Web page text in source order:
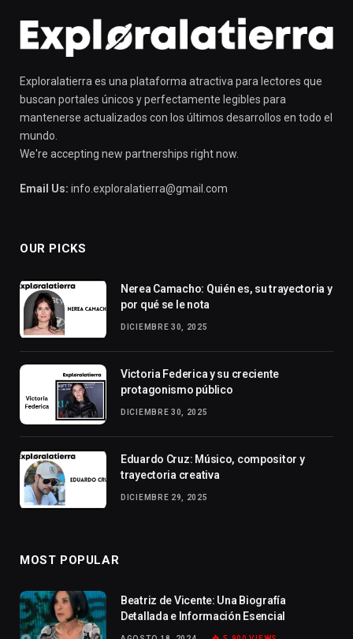
Exploralatierra es una plataforma atractiva para lectores que
buscan portales únicos y perfectamente legibles para
mantenerse actualizados con los últimos desarrollos en todo el
mundo.
We're accepting new partnerships right now.
Email Us: info.exploralatierra@gmail.com
OUR PICKS
Nerea Camacho: Quién es, su trayectoria y
por qué se le nota
DICIEMBRE 30, 2025
Victoria Federica y su creciente
protagonismo público
DICIEMBRE 30, 2025
Eduardo Cruz: Músico, compositor y
trayectoria creativa
DICIEMBRE 29, 2025
MOST POPULAR
Beatriz de Vicente: Una Biografía
Detallada e Información Esencial